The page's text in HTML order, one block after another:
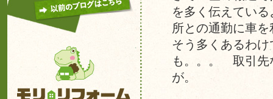
を多く伝えてい
所との通勤に車
そう多くあるわ
も。。。 取引先
が。